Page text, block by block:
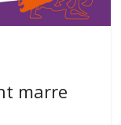
marre